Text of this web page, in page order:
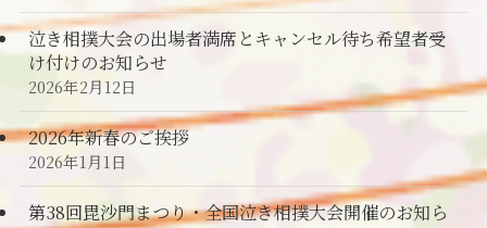
泣き相撲大会の出場者満席とキャンセル待ち希望者受
け付けのお知らせ
2026年2月12日
2026年新春のご挨拶
2026年1月1日
第38回毘沙門まつり・全国泣き相撲大会開催のお知ら